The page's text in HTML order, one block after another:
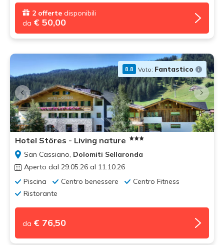
2 offerte disponibili
da € 50,00
8.8 Voto: Fantastico
Hotel Störes - Living nature
San Cassiano, Dolomiti Sellaronda
Aperto dal 29.05.26 al 11.10.26
Piscina
Centro benessere
Centro Fitness
Ristorante
da € 76,50